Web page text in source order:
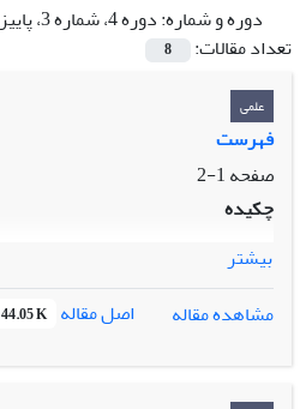
دوره و شماره:دوره 4، شماره 3، پاییز 1381
تعداد مقالات:
8
علمی
فهرست
صفحه1-2
چکیده
بیشتر
مشاهده مقاله
اصل مقاله 44.05 K